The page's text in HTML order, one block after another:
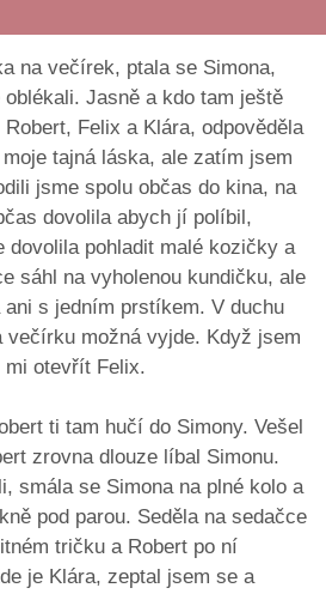
na večírek, ptala se Simona,
Jasně a kdo tam ještě
Felix a Klára, odpověděla
tajná láska, ale zatím jsem
jsme spolu občas do kina, na
dovolila abych jí políbil,
dovolila pohladit malé kozičky a
sáhl na vyholenou kundičku, ale
s jedním prstíkem. V duchu
možná vyjde. Když jsem
otevřít Felix.
ti tam hučí do Simony. Vešel
zrovna dlouze líbal Simonu.
smála se Simona na plné kolo a
pod parou. Seděla na sedačce
tričku a Robert po ní
je Klára, zeptal jsem se a